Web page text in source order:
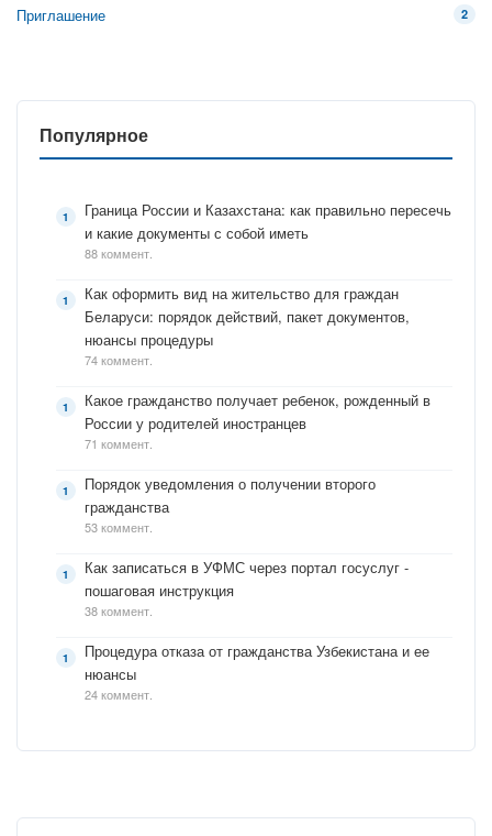
Приглашение 2
Популярное
Граница России и Казахстана: как правильно пересечь
и какие документы с собой иметь
88 коммент.
Как оформить вид на жительство для граждан
Беларуси: порядок действий, пакет документов,
нюансы процедуры
74 коммент.
Какое гражданство получает ребенок, рожденный в
России у родителей иностранцев
71 коммент.
Порядок уведомления о получении второго
гражданства
53 коммент.
Как записаться в УФМС через портал госуслуг -
пошаговая инструкция
38 коммент.
Процедура отказа от гражданства Узбекистана и ее
нюансы
24 коммент.